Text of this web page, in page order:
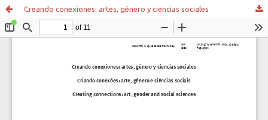
Creando conexiones: artes, género y ciencias sociales